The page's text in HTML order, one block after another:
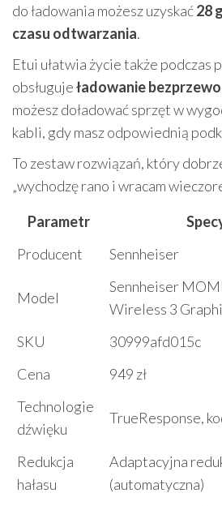
do ładowania możesz uzyskać28
czasu odtwarzania.
Etui ułatwia życie także podczas
obsługujeładowanie
możesz doładować sprzęt w
kabli, gdy masz odpowiednią
To zestaw rozwiązań, który
„wychodzę rano i wracam
Parametr
Producent
Sennheiser
Model
Sennheiser
Wireless 3
SKU
30999afd015c
Cena
949 zł
Technologie
dźwięku
TrueResponse,
Redukcja
hałasu
Adaptacyjna
(automatyczna)